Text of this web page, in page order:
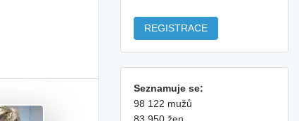
REGISTRACE
Seznamuje se:
98 122 mužů
83 950 žen